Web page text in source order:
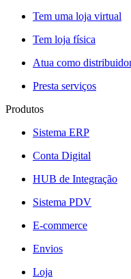
Tem uma loja virtual
Tem loja física
Atua como
Presta serviços
Produtos
Sistema ERP
Conta Digital
HUB de Integração
Sistema PDV
E-commerce
Envios
Loja